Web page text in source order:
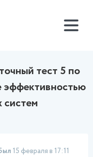
тест 5 по
эффективностью
систем
15 февраля в 17:11